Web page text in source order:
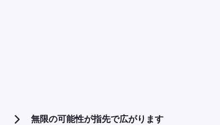
無限の可能性が指先で広がります